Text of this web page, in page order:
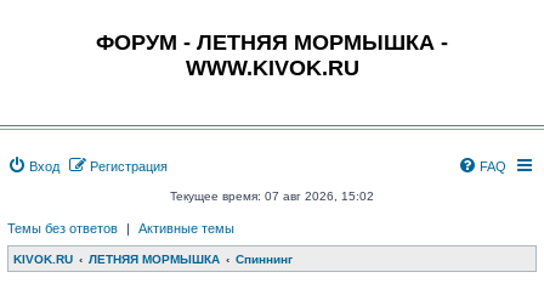
ФОРУМ - ЛЕТНЯЯ МОРМЫШКА -
WWW.KIVOK.RU
Вход Регистрация FAQ
Текущее время: 07 авг 2026, 15:02
Темы без ответов | Активные темы
KIVOK.RU ЛЕТНЯЯ МОРМЫШКА Спиннинг